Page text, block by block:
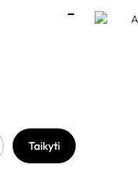
Taikyti